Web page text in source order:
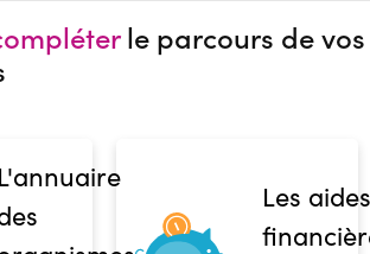
le parcours de vos
L'annuaire
Les aides